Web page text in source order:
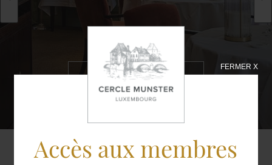
Accès aux membres
FERMER X
EN SAVOIR
PLUS